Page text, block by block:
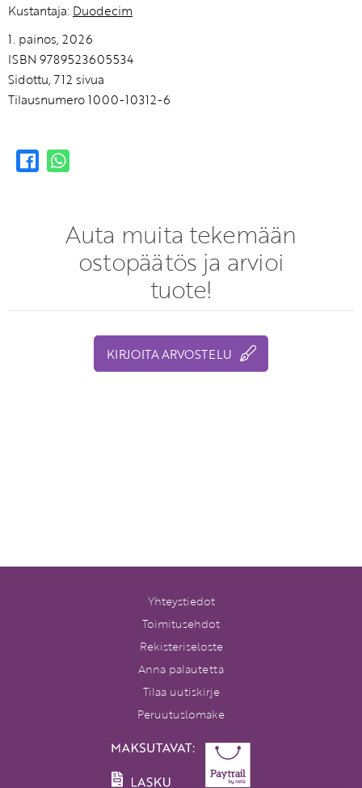
Kustantaja: Duodecim
1. painos, 2026
ISBN 9789523605534
Sidottu, 712 sivua
Tilausnumero 1000-10312-6
Auta muita tekemään
ostopäätös ja arvioi
tuote!
KIRJOITA ARVOSTELU
Yhteystiedot
Toimitusehdot
Rekisteriseloste
Anna palautetta
Tilaa uutiskirje
Peruutuslomake